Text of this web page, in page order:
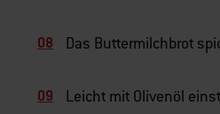
Das Buttermilchbrot
Leicht mit Olivenöl